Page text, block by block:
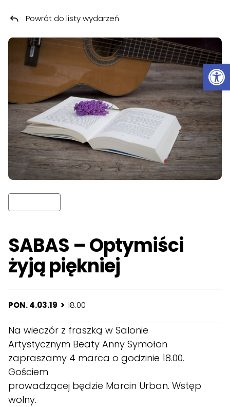
Przeskocz do treści
SABAS – Optymiści
żyją piękniej
PON. 4.03.19 > 18:00
Powrót do listy wydarzeń
Na wieczór z fraszką w Salonie
Artystycznym Beaty Anny Symołon
zapraszamy 4 marca o godzinie 18.00.
Gościem
prowadzącej będzie Marcin Urban. Wstęp
wolny.